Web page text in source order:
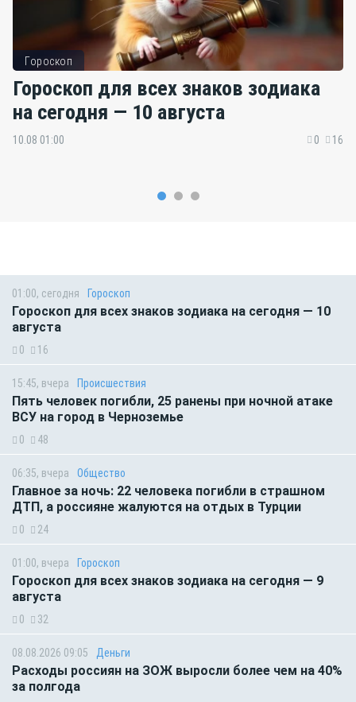
Гороскоп
Гороскоп для всех знаков зодиака
на сегодня — 10 августа
10.08 01:00 0 16
01:00, сегодня Гороскоп
Гороскоп для всех знаков зодиака на сегодня — 10
августа
0 16
15:45, вчера Происшествия
Пять человек погибли, 25 ранены при ночной атаке
ВСУ на город в Черноземье
0 48
06:35, вчера Общество
Главное за ночь: 22 человека погибли в страшном
ДТП, а россияне жалуются на отдых в Турции
0 24
01:00, вчера Гороскоп
Гороскоп для всех знаков зодиака на сегодня — 9
августа
0 32
08.08.2026 09:05 Деньги
Расходы россиян на ЗОЖ выросли более чем на 40%
за полгода